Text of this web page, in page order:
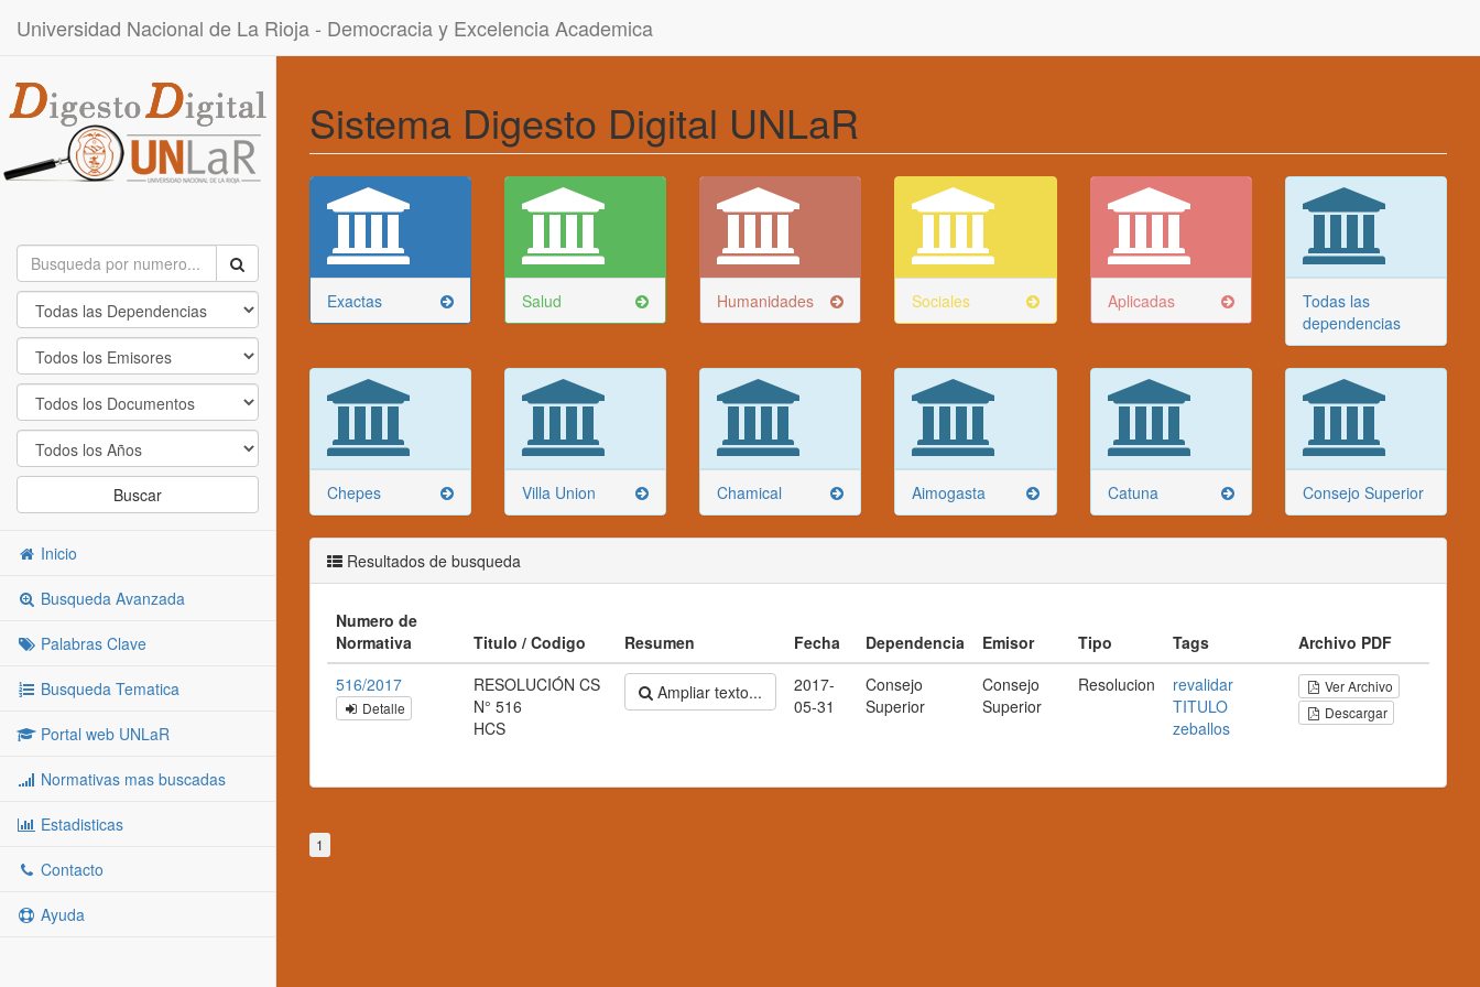
Universidad Nacional de La Rioja - Democracia y Excelencia Academica
Buscar
Inicio
Busqueda Avanzada
Palabras Clave
Busqueda Tematica
Portal web UNLaR
Normativas mas buscadas
Estadisticas
Contacto
Ayuda
Sistema Digesto Digital UNLaR
Exactas Salud Humanidades Sociales Aplicadas
Todas las
dependencias
Chepes Villa Union Chamical Aimogasta Catuna Consejo Superior
Resultados de busqueda
Numero de
Normativa
Titulo / Codigo Resumen Fecha Dependencia Emisor Tipo Tags
Archivo PDF
516/2017
Detalle
RESOLUCIÓN CS
N° 516
HCS
Ampliar texto...
2017-
05-31
Consejo
Superior
Consejo
Superior
Resolucion
revalidar
TITULO
zeballos
Ver Archivo
Descargar
1